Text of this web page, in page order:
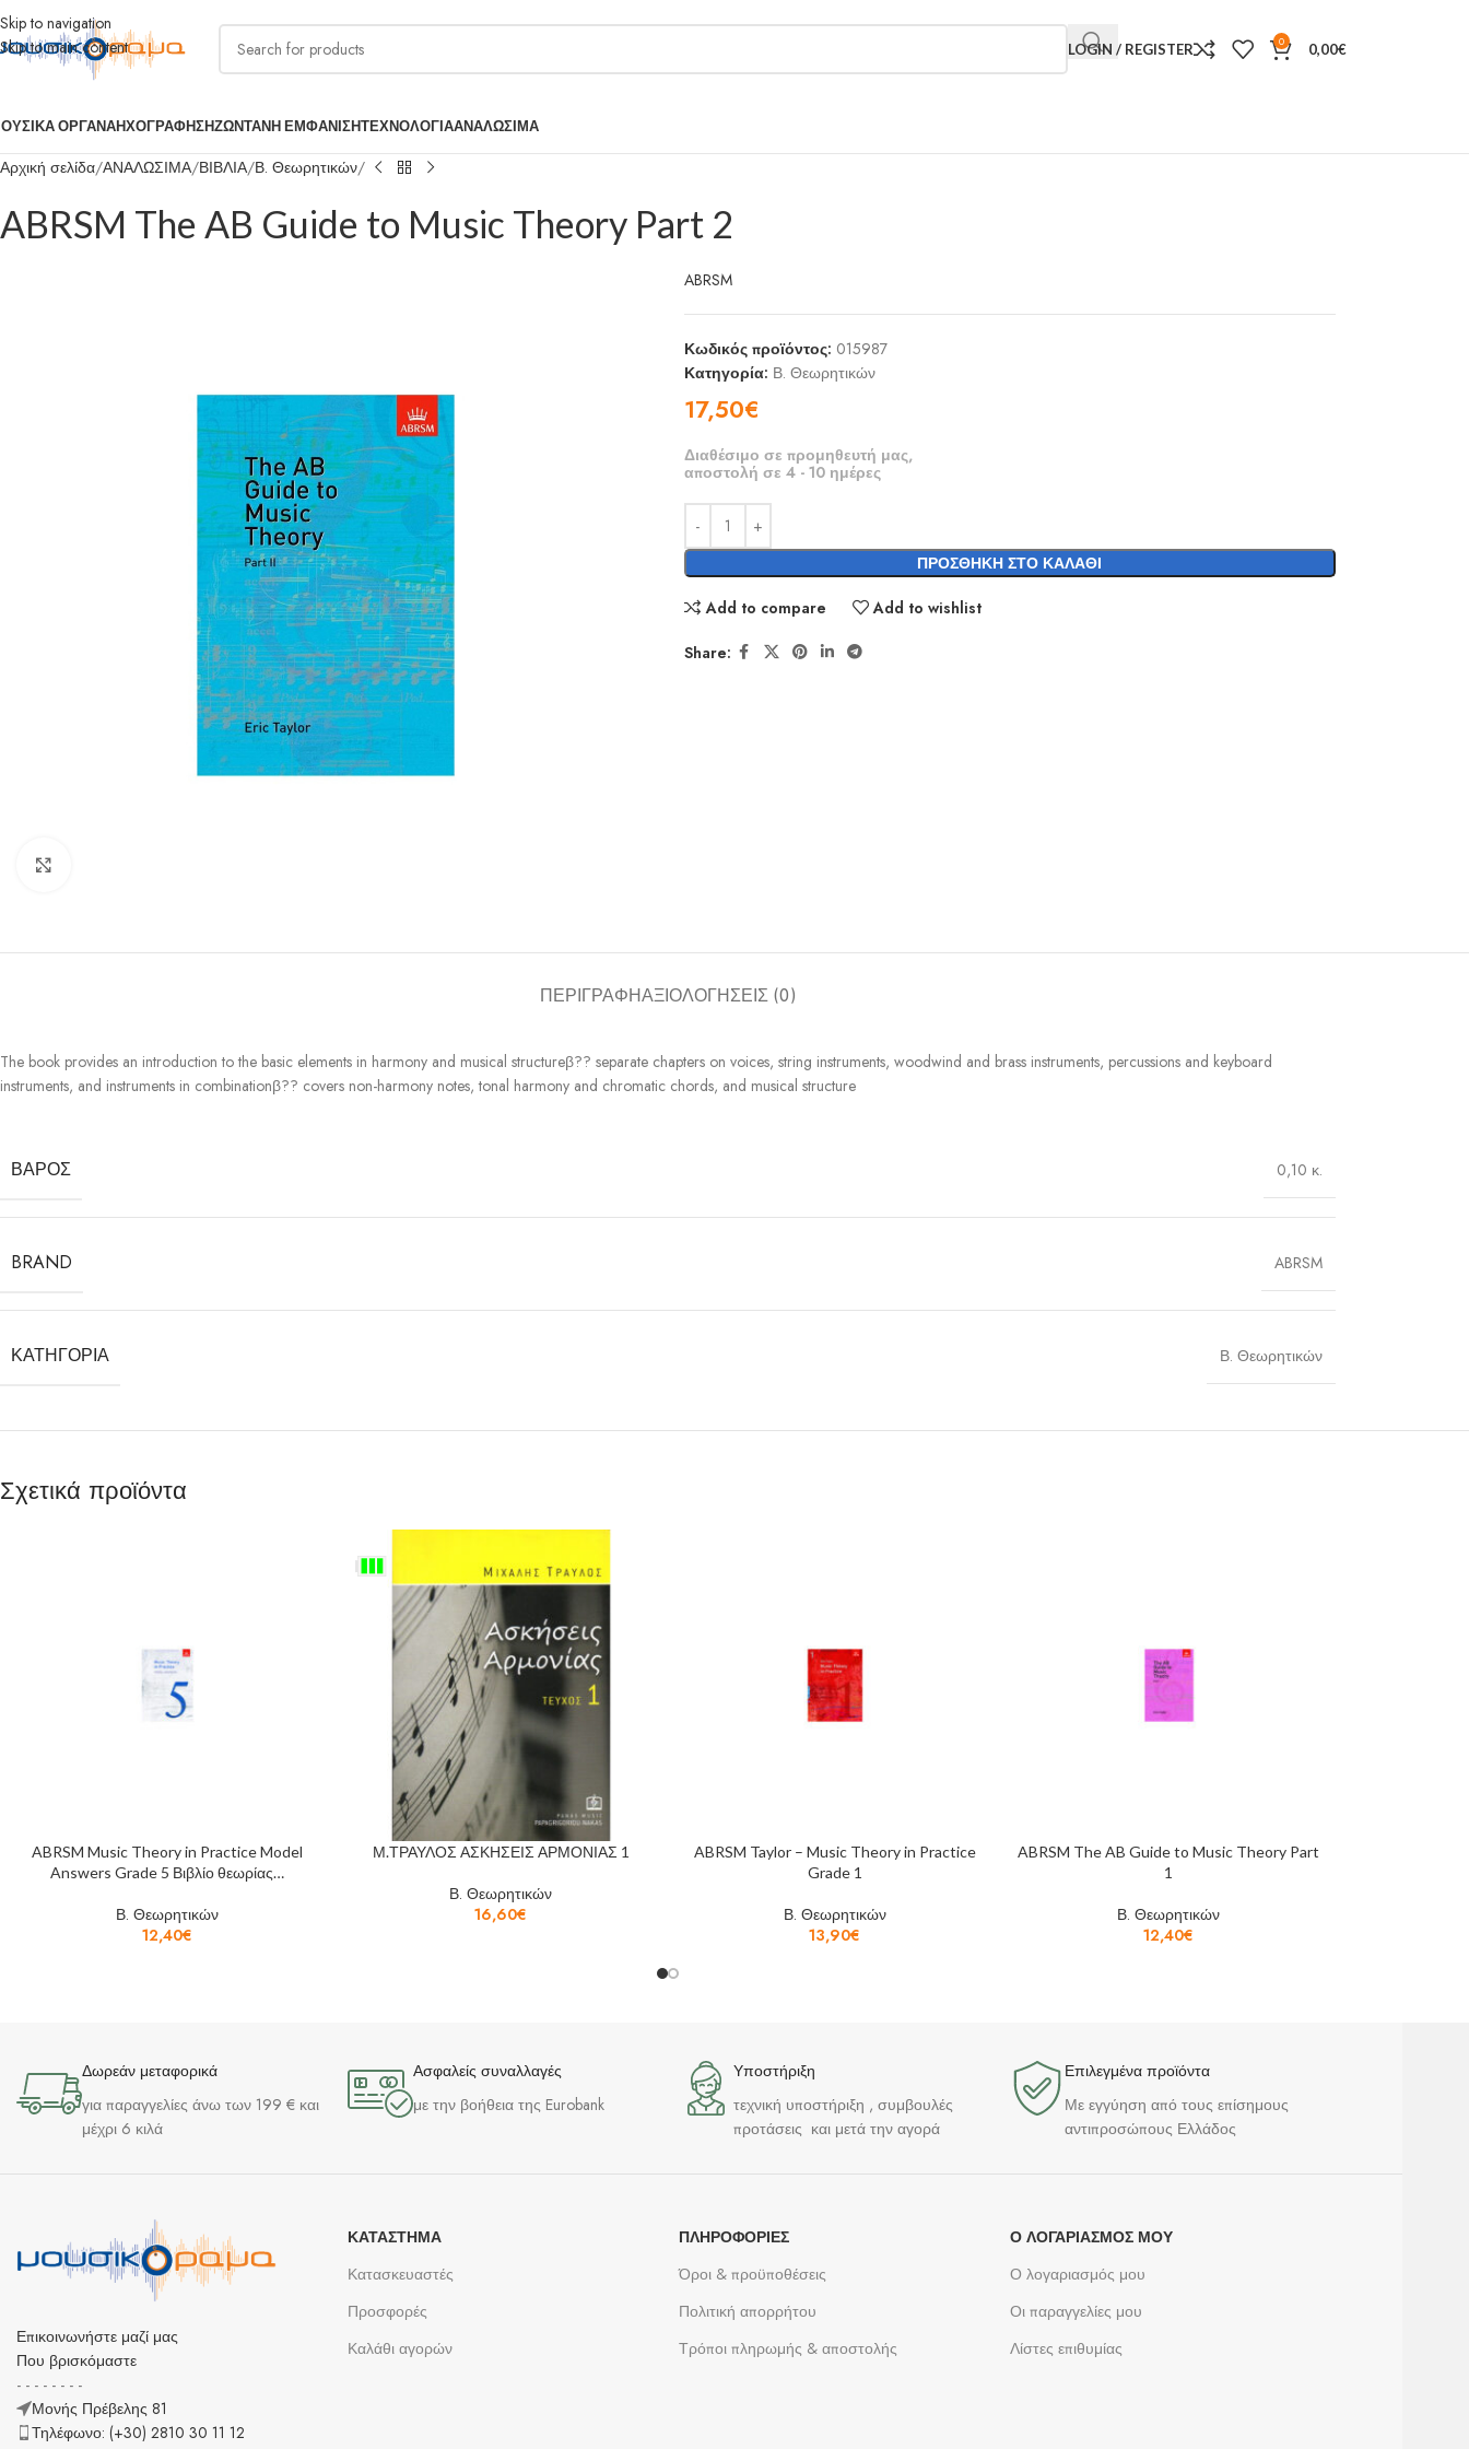
Skip to navigation
Skip to main content
LOGIN / REGISTER 0 0,00€
ΟΡΓΑΝΑΗΧΟΓΡΑΦΗΣΗΖΩΝΤΑΝΗ ΕΜΦΑΝΙΣΗΤΕΧΝΟΛΟΓΙΑΑΝΑΛΩΣΙΜΑ
Αρχική σελίδα ΑΝΑΛΩΣΙΜΑ ΒΙΒΛΙΑ Β. Θεωρητικών
ABRSM The AB Guide to Music Theory Part 2
ABRSM
Κωδικός προϊόντος: 015987
Κατηγορία: Β. Θεωρητικών
17,50€
Διαθέσιμο σε προμηθευτή μας,
αποστολή σε 4 - 10 ημέρες
ΠΡΟΣΘΉΚΗ ΣΤΟ ΚΑΛΆΘΙ
Add to compare Add to wishlist
Share:
ΠΕΡΙΓΡΑΦΉΑΞΙΟΛΟΓΉΣΕΙΣ (0)
The book provides an introduction to the basic elements in harmony and musical structureβ?? separate chapters on voices, string instruments, woodwind and brass instruments, percussions and keyboard
instruments, and instruments in combinationβ?? covers non-harmony notes, tonal harmony and chromatic chords, and musical structure
ΒΆΡΟΣ 0,10 κ.
BRAND ABRSM
ΚΑΤΗΓΟΡΊΑ Β. Θεωρητικών
Σχετικά προϊόντα
ABRSM Music Theory in Practice Model
Answers Grade 5 Βιβλίο θεωρίας…
Β. Θεωρητικών
12,40€
Μ.ΤΡΑΥΛΟΣ ΑΣΚΗΣΕΙΣ ΑΡΜΟΝΙΑΣ 1
Β. Θεωρητικών
16,60€
ABRSM Taylor – Music Theory in Practice
Grade 1
Β. Θεωρητικών
13,90€
ABRSM The AB Guide to Music Theory Part
1
Β. Θεωρητικών
12,40€
Δωρεάν μεταφορικά
για παραγγελίες άνω των 199 € και
μέχρι 6 κιλά
Ασφαλείς συναλλαγές
με την βοήθεια της Eurobank
Υποστήριξη
τεχνική υποστήριξη , συμβουλές
προτάσεις και μετά την αγορά
Επιλεγμένα προϊόντα​
Με εγγύηση από τους επίσημους
αντιπροσώπους Ελλάδος
Επικοινωνήστε μαζί μας
Που βρισκόμαστε
- - - - - - - -
Μονής Πρέβελης 81
Τηλέφωνο: (+30) 2810 30 11 12
ΚΑΤΆΣΤΗΜΑ
Κατασκευαστές
Προσφορές
Καλάθι αγορών
ΠΛΗΡΟΦΟΡΊΕΣ
Όροι & προϋποθέσεις
Πολιτική απορρήτου
Τρόποι πληρωμής & αποστολής
Ο ΛΟΓΑΡΙΑΣΜΌΣ ΜΟΥ
Ο λογαριασμός μου
Οι παραγγελίες μου
Λίστες επιθυμίας